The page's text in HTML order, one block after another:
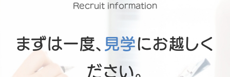
Recruit information
まずは一度、 見学 にお越しく
ださい。